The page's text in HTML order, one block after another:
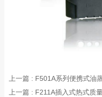
上一篇 : F501A系列便携式油
上一篇 : F211A插入式热式质